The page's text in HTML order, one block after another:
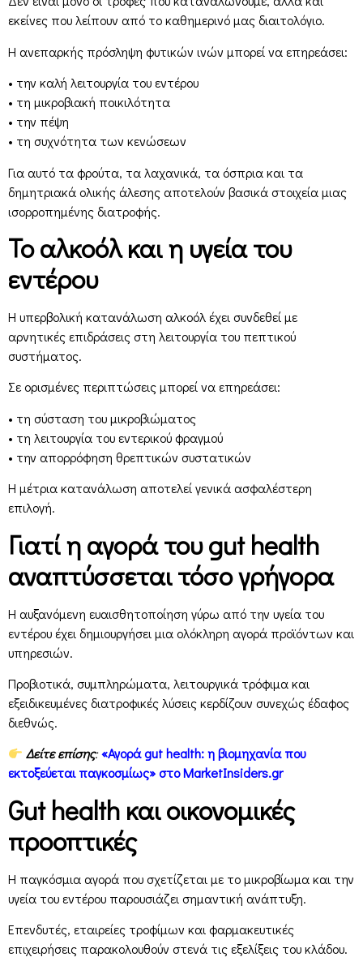
εκείνες που λείπουν από το καθημερινό μας διαιτολόγιο.
Η ανεπαρκής πρόσληψη φυτικών ινών μπορεί να επηρεάσει:
• την καλή λειτουργία του εντέρου
• τη μικροβιακή ποικιλότητα
• την πέψη
• τη συχνότητα των κενώσεων
Για αυτό τα φρούτα, τα λαχανικά, τα όσπρια και τα
δημητριακά ολικής άλεσης αποτελούν βασικά στοιχεία μιας
ισορροπημένης διατροφής.
Το αλκοόλ και η υγεία του
εντέρου
Η υπερβολική κατανάλωση αλκοόλ έχει συνδεθεί με
αρνητικές επιδράσεις στη λειτουργία του πεπτικού
συστήματος.
Σε ορισμένες περιπτώσεις μπορεί να επηρεάσει:
• τη σύσταση του μικροβιώματος
• τη λειτουργία του εντερικού φραγμού
• την απορρόφηση θρεπτικών συστατικών
Η μέτρια κατανάλωση αποτελεί γενικά ασφαλέστερη
επιλογή.
Γιατί η αγορά του gut health
αναπτύσσεται τόσο γρήγορα
Η αυξανόμενη ευαισθητοποίηση γύρω από την υγεία του
εντέρου έχει δημιουργήσει μια ολόκληρη αγορά προϊόντων και
υπηρεσιών.
Προβιοτικά, συμπληρώματα, λειτουργικά τρόφιμα και
εξειδικευμένες διατροφικές λύσεις κερδίζουν συνεχώς έδαφος
διεθνώς.
Δείτε επίσης:«Αγορά gut health: η βιομηχανία που
εκτοξεύεται παγκοσμίως» στο MarketInsiders.gr
Gut health και οικονομικές
προοπτικές
Η παγκόσμια αγορά που σχετίζεται με το μικροβίωμα και την
υγεία του εντέρου παρουσιάζει σημαντική ανάπτυξη.
Επενδυτές, εταιρείες τροφίμων και φαρμακευτικές
επιχειρήσεις παρακολουθούν στενά τις εξελίξεις του κλάδου.